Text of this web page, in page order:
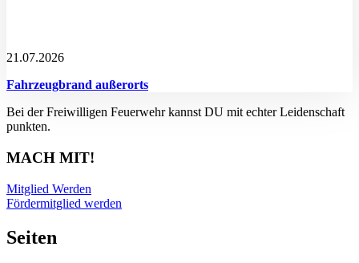
21.07.2026
Fahrzeugbrand außerorts
Bei der Freiwilligen Feuerwehr kannst DU mit echter Leidenschaft
punkten.
MACH MIT!
Mitglied Werden
Fördermitglied werden
Seiten